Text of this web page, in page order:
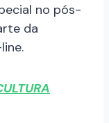
no pós-
da